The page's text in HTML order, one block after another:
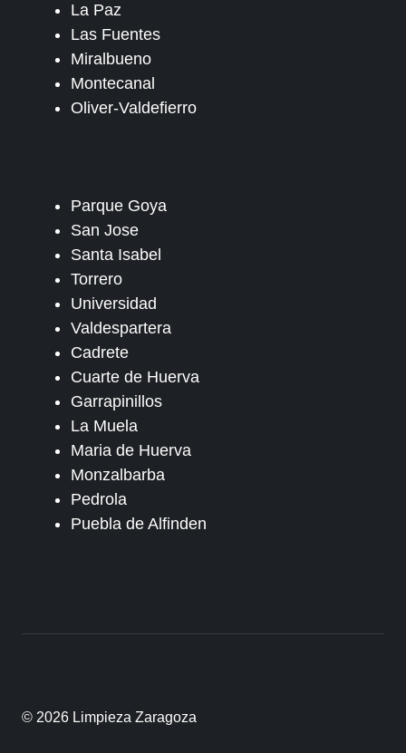
La Paz
Las Fuentes
Miralbueno
Montecanal
Oliver-Valdefierro
Parque Goya
San Jose
Santa Isabel
Torrero
Universidad
Valdespartera
Cadrete
Cuarte de Huerva
Garrapinillos
La Muela
Maria de Huerva
Monzalbarba
Pedrola
Puebla de Alfinden
© 2026 Limpieza Zaragoza